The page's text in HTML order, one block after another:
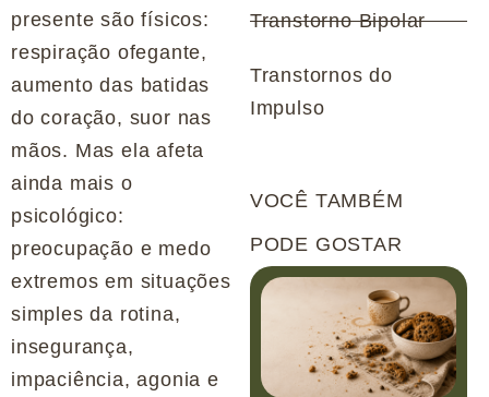
presente são físicos:
respiração ofegante,
aumento das batidas
do coração, suor nas
mãos. Mas ela afeta
ainda mais o
psicológico:
preocupação e medo
extremos em situações
simples da rotina,
insegurança,
impaciência, agonia e
Transtorno Bipolar
Transtornos do
Impulso
VOCÊ TAMBÉM
PODE GOSTAR